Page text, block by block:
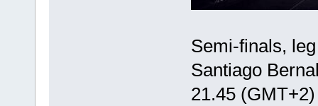
Semi-finals,
Santiago
21.45 (GMT+2)